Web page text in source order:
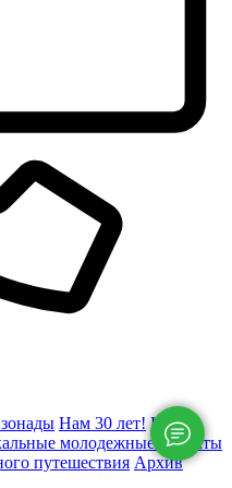
Нам 30 лет! Клуб
молодежные проекты
путешествия Архив